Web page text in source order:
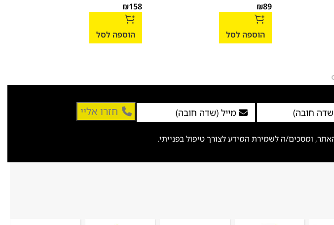
₪89
הוספה לסל
₪158
הוספה לסל
חזרו אליי
ומסכים/ה לשמירת המידע לצורך טיפול בפנייתי.